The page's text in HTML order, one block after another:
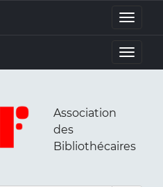
Toggle
Toggle
Association
des
Bibliothécaires